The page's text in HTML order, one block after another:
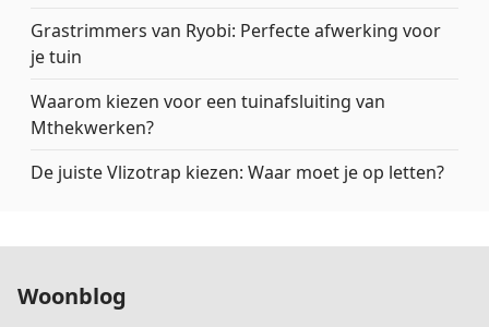
Grastrimmers van Ryobi: Perfecte afwerking voor
je tuin
Waarom kiezen voor een tuinafsluiting van
Mthekwerken?
De juiste Vlizotrap kiezen: Waar moet je op letten?
Woonblog